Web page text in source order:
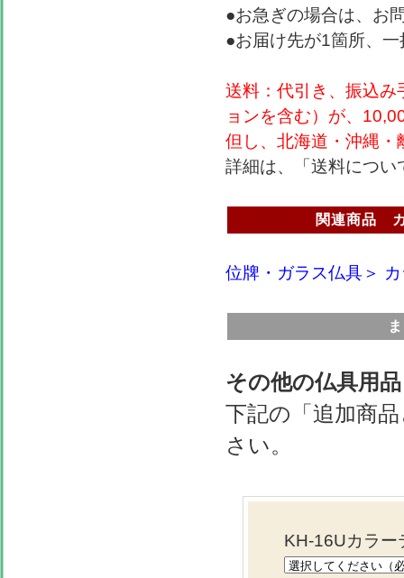
●お急ぎの場合は、お
●お届け先が1箇所、
送料：代引き、振込み
ョンを含む）が、
但し、北海道・沖縄
詳細は、「送料につい
関連商品
位牌・ガラス仏具＞
その他の仏具用
下記の「追加商
さい。
KH-16Uカラー